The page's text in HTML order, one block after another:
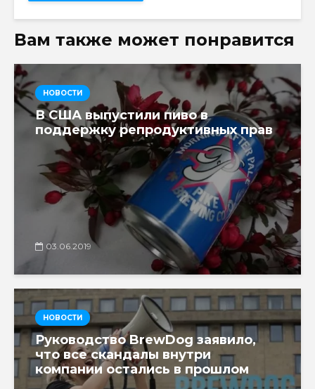
Вам также может понравится
НОВОСТИ
В США выпустили пиво в
поддержку репродуктивных прав
03.06.2019
НОВОСТИ
Руководство BrewDog заявило,
что все скандалы внутри
компании остались в прошлом